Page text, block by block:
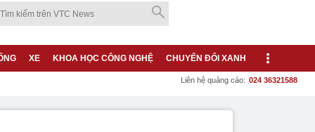
XE KHOA HỌC CÔNG NGHỆ CHUYỂN ĐỔI XANH
Liên hệ quảng cáo: 024 36321588